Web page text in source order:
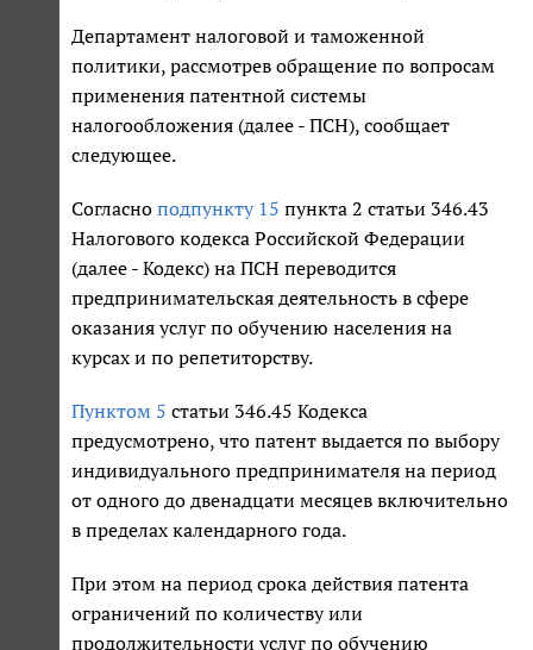
Департамент налоговой и таможенной
политики, рассмотрев обращение по вопросам
применения патентной системы
налогообложения (далее - ПСН), сообщает
следующее.
Согласно подпункту 15 пункта 2 статьи 346.43
Налогового кодекса Российской Федерации
(далее - Кодекс) на ПСН переводится
предпринимательская деятельность в сфере
оказания услуг по обучению населения на
курсах и по репетиторству.
Пунктом 5 статьи 346.45 Кодекса
предусмотрено, что патент выдается по выбору
индивидуального предпринимателя на период
от одного до двенадцати месяцев включительно
в пределах календарного года.
При этом на период срока действия патента
ограничений по количеству или
продолжительности услуг по обучению